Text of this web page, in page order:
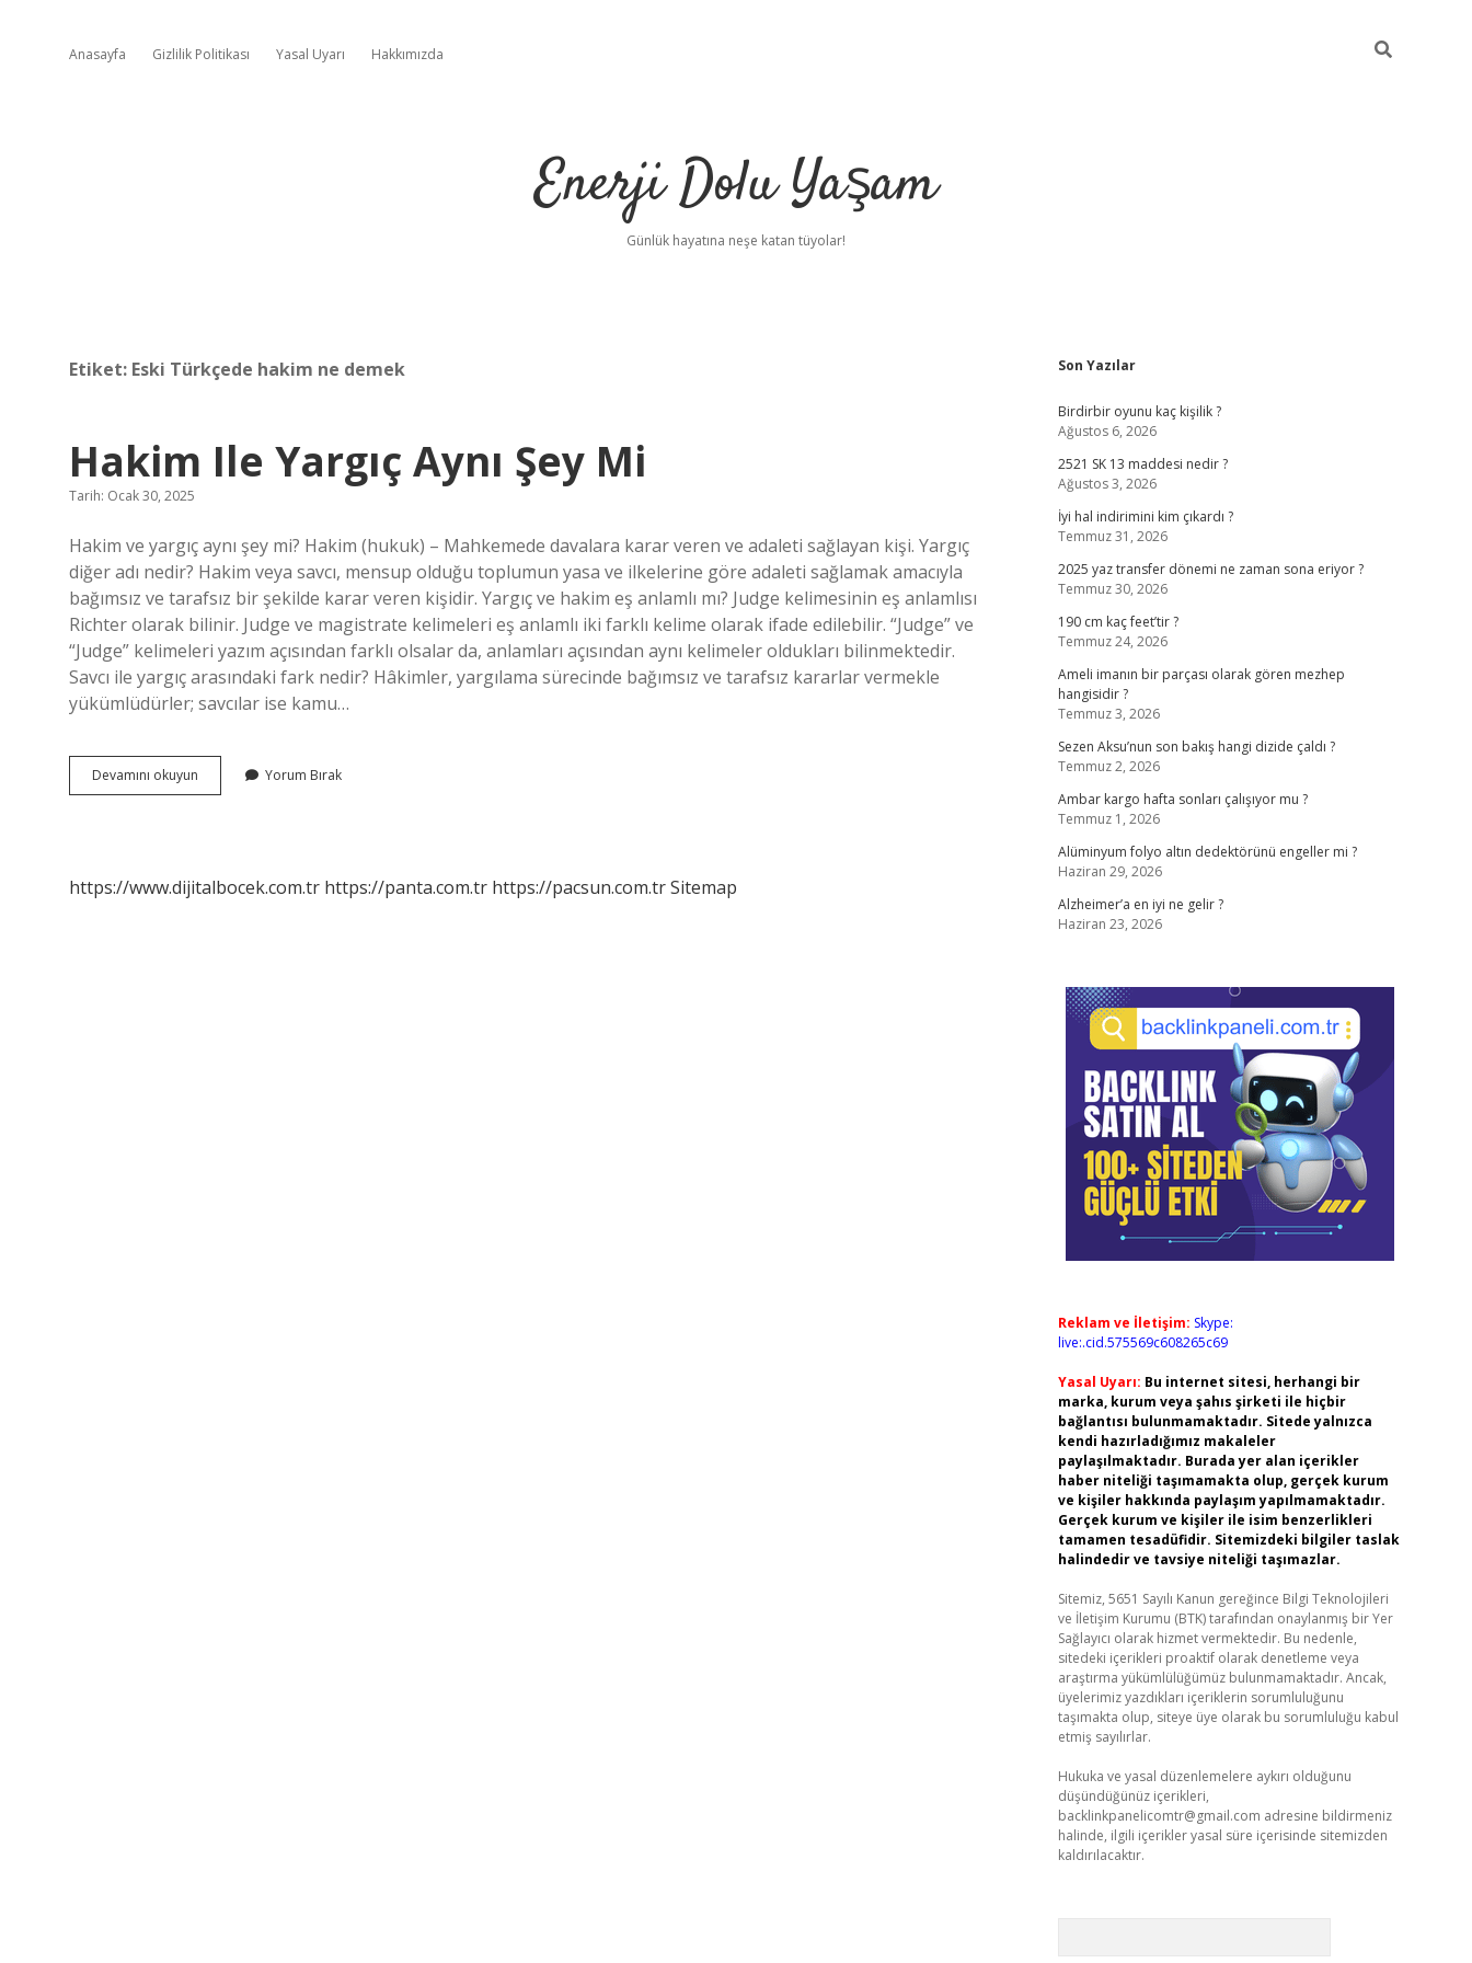
Anasayfa Gizlilik Politikası Yasal Uyarı Hakkımızda
Enerji Dolu Yaşam
Günlük hayatına neşe katan tüyolar!
Etiket: Eski Türkçede hakim ne demek
Hakim Ile Yargıç Aynı Şey Mi
Tarih: Ocak 30, 2025
Hakim ve yargıç aynı şey mi? Hakim (hukuk) – Mahkemede davalara karar veren ve adaleti sağlayan kişi. Yargıç
diğer adı nedir? Hakim veya savcı, mensup olduğu toplumun yasa ve ilkelerine göre adaleti sağlamak amacıyla
bağımsız ve tarafsız bir şekilde karar veren kişidir. Yargıç ve hakim eş anlamlı mı? Judge kelimesinin eş anlamlısı
Richter olarak bilinir. Judge ve magistrate kelimeleri eş anlamlı iki farklı kelime olarak ifade edilebilir. “Judge” ve
“Judge” kelimeleri yazım açısından farklı olsalar da, anlamları açısından aynı kelimeler oldukları bilinmektedir.
Savcı ile yargıç arasındaki fark nedir? Hâkimler, yargılama sürecinde bağımsız ve tarafsız kararlar vermekle
yükümlüdürler; savcılar ise kamu…
Devamını okuyun
Ile
Yorum Bırak
https://www.dijitalbocek.com.tr https://panta.com.tr https://pacsun.com.trSitemap
Sidebar
Son Yazılar
Birdirbir oyunu kaç kişilik ?
Ağustos 6, 2026
2521 SK 13 maddesi nedir ?
Ağustos 3, 2026
İyi hal indirimini kim çıkardı ?
Temmuz 31, 2026
2025 yaz transfer dönemi ne zaman sona eriyor ?
Temmuz 30, 2026
190 cm kaç feet’tir ?
Temmuz 24, 2026
Ameli imanın bir parçası olarak gören mezhep
hangisidir ?
Temmuz 3, 2026
Sezen Aksu’nun son bakış hangi dizide çaldı ?
Temmuz 2, 2026
Ambar kargo hafta sonları çalışıyor mu ?
Temmuz 1, 2026
Alüminyum folyo altın dedektörünü engeller mi ?
Haziran 29, 2026
Alzheimer’a en iyi ne gelir ?
Haziran 23, 2026
Reklam ve İletişim: Skype:
live:.cid.575569c608265c69
Yasal Uyarı: Bu internet sitesi, herhangi bir
marka, kurum veya şahıs şirketi ile hiçbir
bağlantısı bulunmamaktadır. Sitede yalnızca
kendi hazırladığımız makaleler
paylaşılmaktadır. Burada yer alan içerikler
haber niteliği taşımamakta olup, gerçek kurum
ve kişiler hakkında paylaşım yapılmamaktadır.
Gerçek kurum ve kişiler ile isim benzerlikleri
tamamen tesadüfidir. Sitemizdeki bilgiler taslak
halindedir ve tavsiye niteliği taşımazlar.
Sitemiz, 5651 Sayılı Kanun gereğince Bilgi Teknolojileri
ve İletişim Kurumu (BTK) tarafından onaylanmış bir Yer
Sağlayıcı olarak hizmet vermektedir. Bu nedenle,
sitedeki içerikleri proaktif olarak denetleme veya
araştırma yükümlülüğümüz bulunmamaktadır. Ancak,
üyelerimiz yazdıkları içeriklerin sorumluluğunu
taşımakta olup, siteye üye olarak bu sorumluluğu kabul
etmiş sayılırlar.
Hukuka ve yasal düzenlemelere aykırı olduğunu
düşündüğünüz içerikleri,
backlinkpanelicomtr@gmail.com adresine bildirmeniz
halinde, ilgili içerikler yasal süre içerisinde sitemizden
kaldırılacaktır.
ilbet mobil giriş